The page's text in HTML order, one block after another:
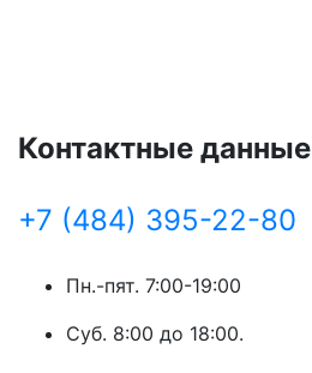
Контактные данные
+7 (484) 395-22-80
Пн.-пят. 7:00-19:00
Суб. 8:00 до 18:00.